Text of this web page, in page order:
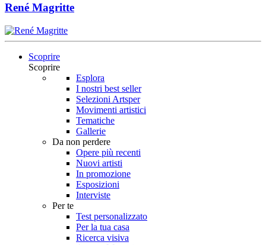
René Magritte
Scoprire
Scoprire
Esplora
I nostri best seller
Selezioni Artsper
Movimenti artistici
Tematiche
Gallerie
Da non perdere
Opere più recenti
Nuovi artisti
In promozione
Esposizioni
Interviste
Per te
Test personalizzato
Per la tua casa
Ricerca visiva